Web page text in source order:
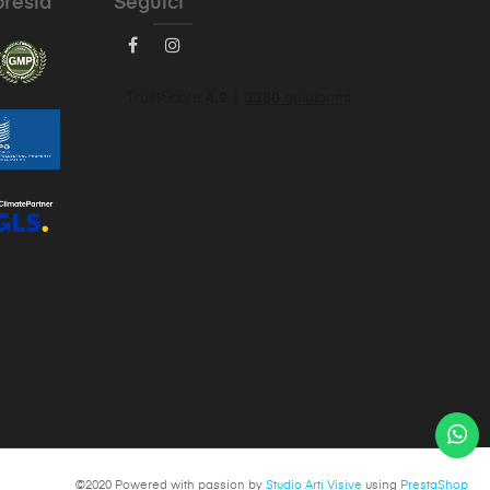
©2020 Powered with passion by Studio Arti Visive using PrestaShop